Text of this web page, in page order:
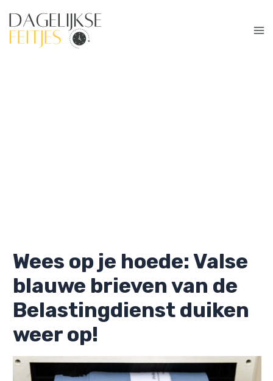
naar
Wees op je hoede: Valse
blauwe brieven van de
Belastingdienst duiken
weer op!